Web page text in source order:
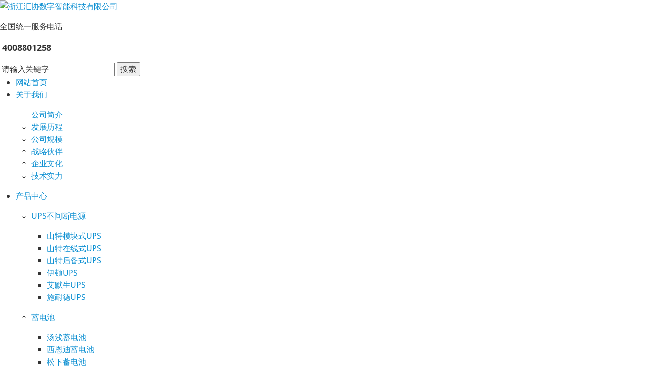
全国统一服务电话
4008801258
搜索
网站首页
关于我们
公司简介
发展历程
公司规模
战略伙伴
企业文化
技术实力
产品中心
UPS不间断电源
山特模块式UPS
山特在线式UPS
山特后备式UPS
伊顿UPS
艾默生UPS
施耐德UPS
蓄电池
汤浅蓄电池
西恩迪蓄电池
松下蓄电池